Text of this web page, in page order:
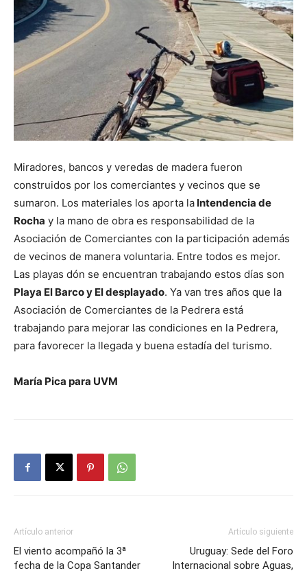
Miradores, bancos y veredas de madera fueron
construidos por los comerciantes y vecinos que se
sumaron. Los materiales los aporta la Intendencia de
Rocha y la mano de obra es responsabilidad de la
Asociación de Comerciantes con la participación además
de vecinos de manera voluntaria. Entre todos es mejor.
Las playas dón se encuentran trabajando estos días son
Playa El Barco y El desplayado. Ya van tres años que la
Asociación de Comerciantes de la Pedrera está
trabajando para mejorar las condiciones en la Pedrera,
para favorecer la llegada y buena estadía del turismo.
María Pica para UVM
Artículo anterior
El viento acompañó la 3ª
fecha de la Copa Santander
Artículo siguiente
Uruguay: Sede del Foro
Internacional sobre Aguas,